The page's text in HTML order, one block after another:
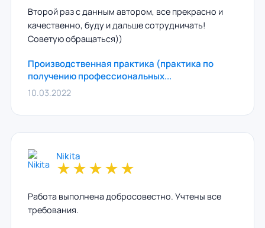
Второй раз с данным автором, все прекрасно и
качественно, буду и дальше сотрудничать!
Советую обращаться))
Производственная практика (практика по
получению профессиональных...
10.03.2022
Nikita
★★★★★
Работа выполнена добросовестно. Учтены все
требования.